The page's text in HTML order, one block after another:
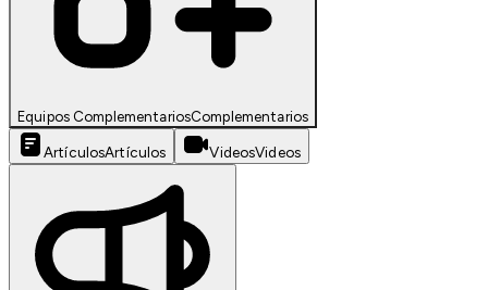
Equipos ComplementariosComplementarios
ArtículosArtículos VideosVideos